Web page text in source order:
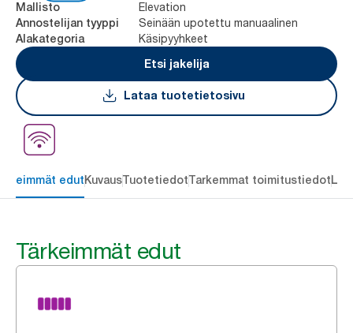
Mallisto Elevation
Annostelijan tyyppi Seinään upotettu manuaalinen
Alakategoria
Käsipyyhkeet
Etsi jakelija
Lataa tuotetietosivu
edutKuvausTuotetiedotTarkemmat toimitustiedot
Tärkeimmät edut